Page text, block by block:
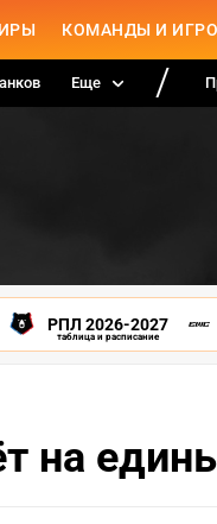
КОМАНДЫ И
Еще
РПЛ 2026-2027
таблица и расписание
на